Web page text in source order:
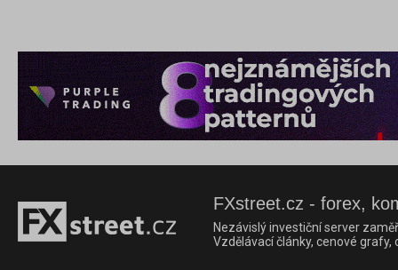
FXstreet.cz - forex,
Nezávislý investiční server
Vzdělávací články, cenové